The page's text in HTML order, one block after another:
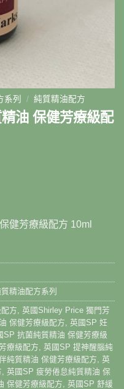
系列 / 純質精油配方
油 保健芳療級配
芳療級配方 10ml
精油配方系列
方
英國Shirley Price 獨門芳
保健芳療級配方 英國SP 妊
SP 抗菌純質精油 保健芳療級
療級配方 英國SP 提神醒腦純
純質精油 保健芳療級配方 英
英國SP 疲勞倦怠純質精油 保
保健芳療級配方 英國SP 舒緩